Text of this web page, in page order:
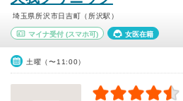
埼玉県所沢市日吉町（所沢駅）
マイナ受付 (スマホ可) 女医在籍
土曜（〜11:00）